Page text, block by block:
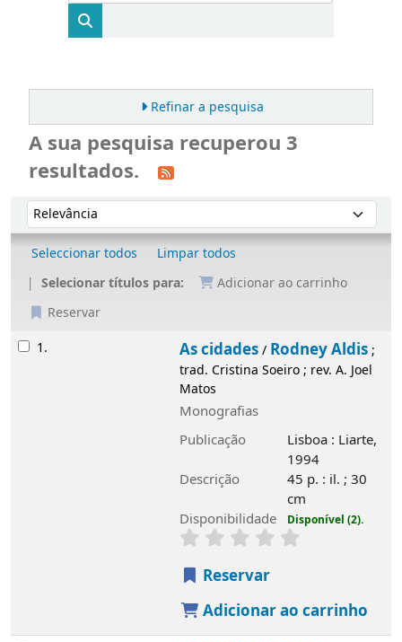
Refinar a pesquisa
A sua pesquisa recuperou 3
resultados.
Ordenar
Ordenar por:
Seleccionar todos
Limpar todos
Selecionar títulos para:
Adicionar ao carrinho
Reservar
Resultados
1. As cidades/ Rodney Aldis;
trad. Cristina Soeiro ; rev. A. Joel
Matos
Monografias
Publicação
Lisboa : Liarte,
1994
Descrição
45 p. : il. ; 30
cm
Disponibilidade
Disponível (2).
Reservar
Adicionar ao carrinho